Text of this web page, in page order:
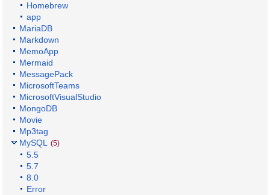
Homebrew
app
MariaDB
Markdown
MemoApp
Mermaid
MessagePack
MicrosoftTeams
MicrosoftVisualStudio
MongoDB
Movie
Mp3tag
MySQL (5)
5.5
5.7
8.0
Error